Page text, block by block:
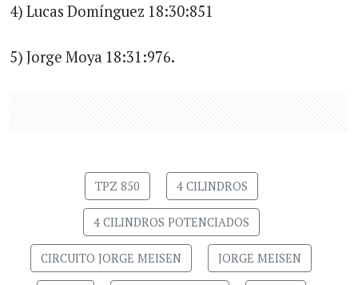
4) Lucas Domínguez 18:30:851
5) Jorge Moya 18:31:976.
TPZ 850 4 CILINDROS
4 CILINDROS POTENCIADOS
CIRCUITO JORGE MEISEN JORGE MEISEN